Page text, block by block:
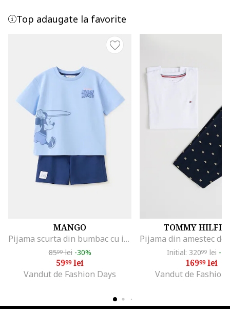
Top adaugate la favorite
MANGO
Pijama scurta din bumbac cu imprimeu cu Mickey Mouse, Albastru lavanda/Bleumarin
8599lei -30%
5999lei
Vandut de Fashion Days
TOMMY
Initial: 32099 lei -
16999lei
Vandut de Fashion